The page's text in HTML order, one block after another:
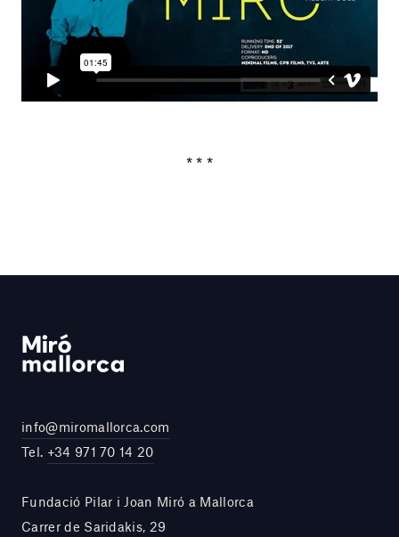
* * *
info@miromallorca.com
Tel. +34 971 70 14 20
Fundació Pilar i Joan Miró a Mallorca
Carrer de Saridakis, 29